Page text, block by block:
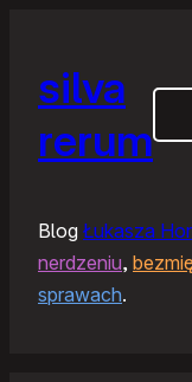
silva
rerum
Blog Łukasza
nerdzeniu,
sprawach.